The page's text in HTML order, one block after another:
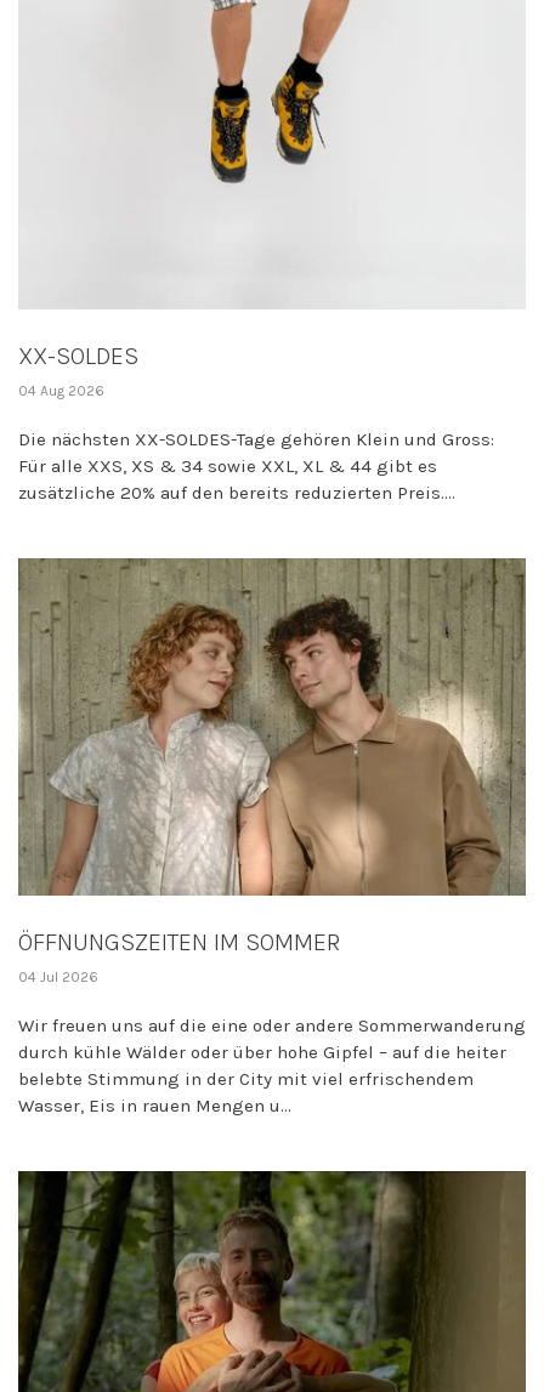
XX-SOLDES
04 Aug 2026
Die nächsten XX-SOLDES-Tage gehören Klein und Gross:
Für alle XXS, XS & 34 sowie XXL, XL & 44 gibt es
zusätzliche 20% auf den bereits reduzierten Preis....
ÖFFNUNGSZEITEN IM SOMMER
04 Jul 2026
Wir freuen uns auf die eine oder andere Sommerwanderung
durch kühle Wälder oder über hohe Gipfel – auf die heiter
belebte Stimmung in der City mit viel erfrischendem
Wasser, Eis in rauen Mengen u...